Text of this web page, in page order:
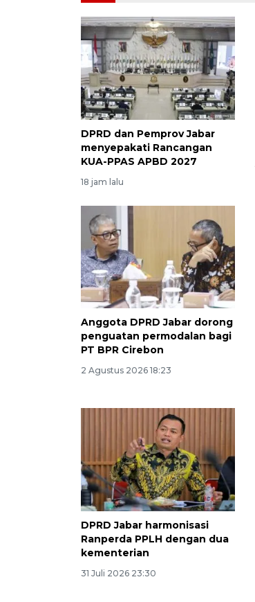
DPRD dan Pemprov Jabar
menyepakati Rancangan
KUA-PPAS APBD 2027
18 jam lalu
Anggota DPRD Jabar dorong
penguatan permodalan bagi
PT BPR Cirebon
2 Agustus 2026 18:23
DPRD Jabar harmonisasi
Ranperda PPLH dengan dua
kementerian
31 Juli 2026 23:30